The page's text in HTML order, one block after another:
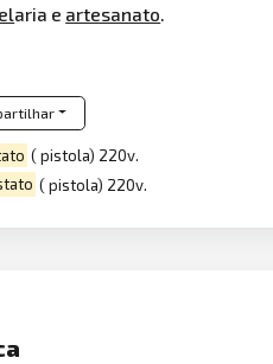
aria e artesanato.
( pistola) 220v.
( pistola) 220v.